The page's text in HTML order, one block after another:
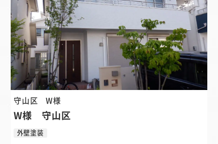
守山区 W様
W様 守山区
外壁塗装